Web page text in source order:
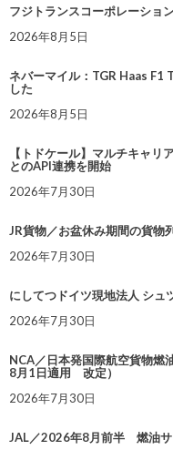
フジトランスコーポレーショ
2026年8月5日
ネバーマイル：TGR Haas F1
した
2026年8月5日
【トドケール】マルチキャ
とのAPI連携を開始
2026年7月30日
JR貨物／お盆休み期間の貨物
2026年7月30日
にしてつドイツ現地法人 シュ
2026年7月30日
NCA／日本発国際航空貨物燃
8月1日適用 改定）
2026年7月30日
JAL／2026年8月前半 燃油サ